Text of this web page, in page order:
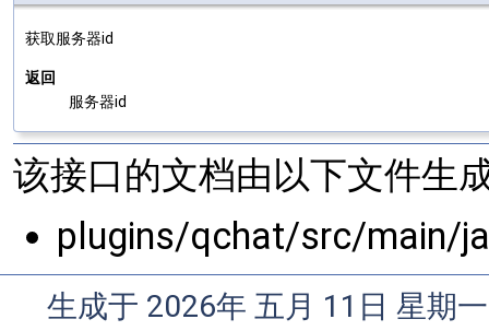
获取服务器id
返回
服务器id
该接口的文档由以下文件生
plugins/qchat/src/main/
生成于 2026年 五月 11日 星期